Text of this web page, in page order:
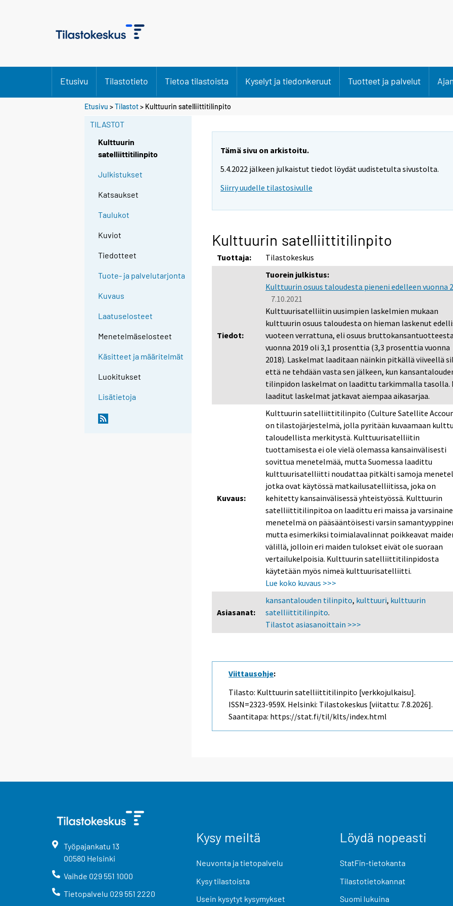
Etusivu Tilastotieto Tietoa tilastoista Kyselyt ja tiedonkeruut Tuotteet ja palvelut
Etusivu >Tilastot> Kulttuurin satelliittitilinpito
TILASTOT
Kulttuurin
satelliittitilinpito
Julkistukset
Katsaukset
Taulukot
Kuviot
Tiedotteet
Tuote- ja palvelutarjonta
Kuvaus
Laatuselosteet
Menetelmäselosteet
Käsitteet ja määritelmät
Luokitukset
Lisätietoja
Tämä sivu on arkistoitu.
5.4.2022 jälkeen julkaistut tiedot löydät uudistetulta sivustolta.
Siirry uudelle tilastosivulle
Kulttuurin satelliittitilinpito
Tuottaja: Tilastokeskus
Tiedot:
Tuorein julkistus:
Kulttuurin osuus taloudesta pieneni edelleen vuonna
7.10.2021
Kulttuurisatelliitin uusimpien laskelmien mukaan
kulttuurin osuus taloudesta on hieman laskenut
vuoteen verrattuna, eli osuus bruttokansantuotteesta
vuonna 2019 oli 3,1 prosenttia (3,3 prosenttia vuonna
2018). Laskelmat laaditaan näinkin pitkällä viiveellä
että ne tehdään vasta sen jälkeen, kun
tilinpidon laskelmat on laadittu tarkimmalla tasolla.
laaditut laskelmat jatkavat aiempaa aikasarjaa.
Kuvaus:
Kulttuurin satelliittitilinpito (Culture Satellite
on tilastojärjestelmä, jolla pyritään kuvaamaan
taloudellista merkitystä. Kulttuurisatelliitin
tuottamisesta ei ole vielä olemassa kansainvälisesti
sovittua menetelmää, mutta Suomessa laadittu
kulttuurisatelliitti noudattaa pitkälti samoja
jotka ovat käytössä matkailusatelliitissa, joka on
kehitetty kansainvälisessä yhteistyössä. Kulttuurin
satelliittitilinpitoa on laadittu eri maissa ja
menetelmä on pääsääntöisesti varsin
mutta esimerkiksi toimialavalinnat poikkeavat
välillä, jolloin eri maiden tulokset eivät ole suoraan
vertailukelpoisia. Kulttuurin satelliittitilinpidosta
käytetään myös nimeä kulttuurisatelliitti.
Lue koko kuvaus >>>
Asiasanat:
kansantalouden tilinpito, kulttuuri, kulttuurin
satelliittitilinpito.
Tilastot asiasanoittain >>>
Viittausohje:
Tilasto: Kulttuurin satelliittitilinpito [verkkojulkaisu].
ISSN=2323-959X. Helsinki: Tilastokeskus [viitattu: 7.8.2026].
Saantitapa: https://stat.fi/til/klts/index.html
Työpajankatu 13
00580 Helsinki
Vaihde 029 551 1000
Tietopalvelu 029 551 2220
Kysy meiltä
Neuvonta ja tietopalvelu
Kysy tilastoista
Usein kysytyt kysymykset
Löydä nopeasti
StatFin-tietokanta
Tilastotietokannat
Suomi lukuina